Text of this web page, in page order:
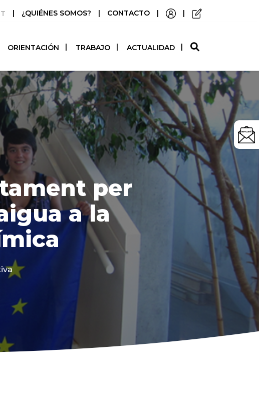
| ¿QUIÉNES SOMOS? | CONTACTO | |
ORIENTACIÓN TRABAJO ACTUALIDAD
per
a la